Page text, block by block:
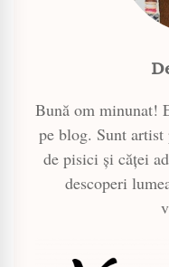
Bună om minunat!
pe blog. Sunt
de pisici și căței
descoperi